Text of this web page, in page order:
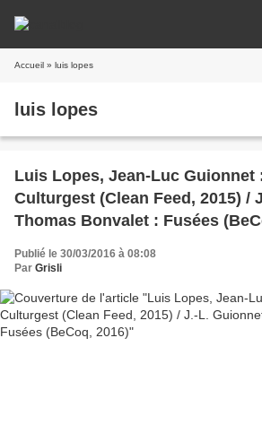
Accueil » luis lopes
luis lopes
Luis Lopes, Jean-Luc Guionnet
Culturgest (Clean Feed, 2015) /
Thomas Bonvalet : Fusées
Publié le 30/03/2016 à 08:08
Par Grisli